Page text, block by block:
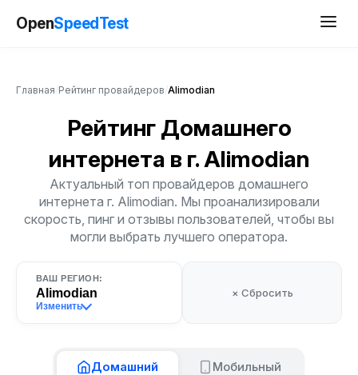
OpenSpeedTest
Главная Рейтинг провайдеров Alimodian
Рейтинг Домашнего
интернета в г. Alimodian
Актуальный топ провайдеров домашнего
интернета г. Alimodian. Мы проанализировали
скорость, пинг и отзывы пользователей, чтобы вы
могли выбрать лучшего оператора.
ВАШ РЕГИОН:
Alimodian
Изменить
× Сбросить
Домашний Мобильный